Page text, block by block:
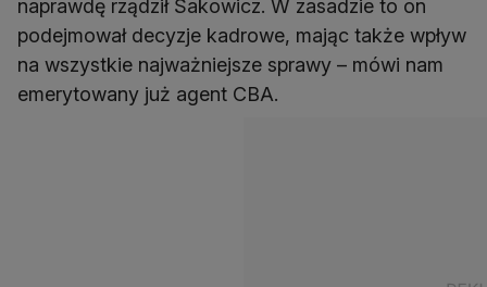
naprawdę rządził Sakowicz. W zasadzie to on
podejmował decyzje kadrowe, mając także wpływ
na wszystkie najważniejsze sprawy – mówi nam
emerytowany już agent CBA.